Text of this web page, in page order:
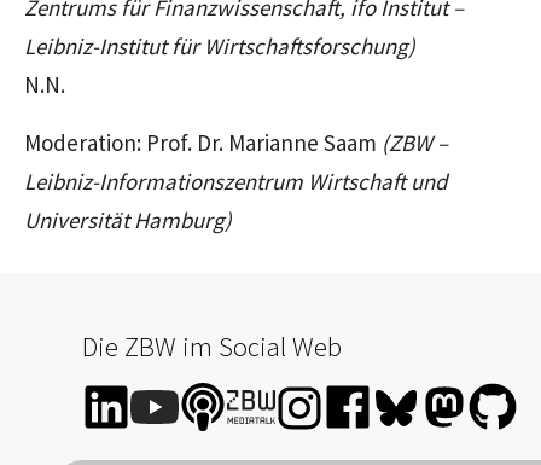
Zentrums für Finanzwissenschaft, ifo Institut –
Leibniz-Institut für Wirtschaftsforschung)
N.N.
Moderation: Prof. Dr. Marianne Saam (ZBW –
Leibniz-Informationszentrum Wirtschaft und
Universität Hamburg)
Die ZBW im Social Web